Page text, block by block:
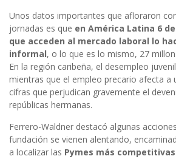
Unos datos importantes que afloraron
jornadas es que en América Latina 6
que acceden al mercado laboral lo
informal, o lo que es lo mismo, 27
En la región caribeña, el desempleo
mientras que el empleo precario afecta a
cifras que perjudican gravemente el
repúblicas hermanas.
Ferrero-Waldner destacó algunas
fundación se vienen alentando,
a localizar las Pymes más competitivas